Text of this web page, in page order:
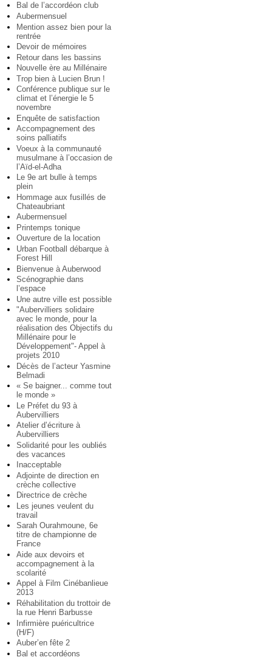
Bal de l’accordéon club
Aubermensuel
Mention assez bien pour la
rentrée
Devoir de mémoires
Retour dans les bassins
Nouvelle ère au Millénaire
Trop bien à Lucien Brun !
Conférence publique sur le
climat et l’énergie le 5
novembre
Enquête de satisfaction
Accompagnement des
soins palliatifs
Voeux à la communauté
musulmane à l’occasion de
l’Aïd-el-Adha
Le 9e art bulle à temps
plein
Hommage aux fusillés de
Chateaubriant
Aubermensuel
Printemps tonique
Ouverture de la location
Urban Football débarque à
Forest Hill
Bienvenue à Auberwood
Scénographie dans
l’espace
Une autre ville est possible
"Aubervilliers solidaire
avec le monde, pour la
réalisation des Objectifs du
Millénaire pour le
Développement"- Appel à
projets 2010
Décès de l’acteur Yasmine
Belmadi
« Se baigner... comme tout
le monde »
Le Préfet du 93 à
Aubervilliers
Atelier d’écriture à
Aubervilliers
Solidarité pour les oubliés
des vacances
Inacceptable
Adjointe de direction en
crèche collective
Directrice de crèche
Les jeunes veulent du
travail
Sarah Ourahmoune, 6e
titre de championne de
France
Aide aux devoirs et
accompagnement à la
scolarité
Appel à Film Cinébanlieue
2013
Réhabilitation du trottoir de
la rue Henri Barbusse
Infirmière puéricultrice
(H/F)
Auber’en fête 2
Bal et accordéons